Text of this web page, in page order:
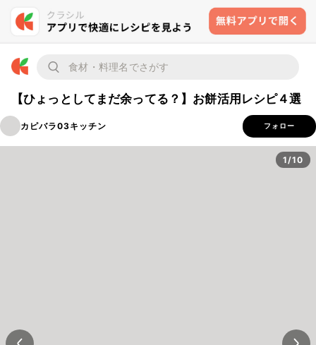
【ひょっとしてまだ余ってる？】お餅活用レシピ４選
カピバラ03キッチン フォロー
1/10